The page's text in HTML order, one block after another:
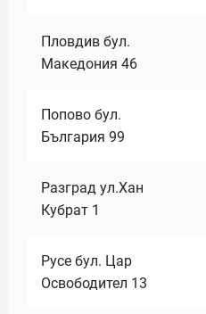
Пловдив бул.
Македония 46
Попово бул.
България 99
Разград ул.Хан
Кубрат 1
Русе бул. Цар
Освободител 13